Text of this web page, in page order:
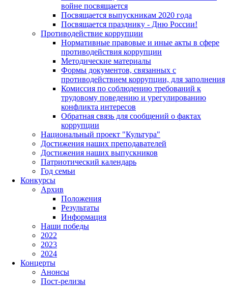
войне посвящается
Посвящается выпускникам 2020 года
Посвящается празднику - Дню России!
Противодействие коррупции
Нормативные правовые и иные акты в сфере
противодействия коррупции
Методические материалы
Формы документов, связанных с
противодействием коррупции, для заполнения
Комиссия по соблюдению требований к
трудовому поведению и урегулированию
конфликта интересов
Обратная связь для сообщений о фактах
коррупции
Национальный проект "Культура"
Достижения наших преподавателей
Достижения наших выпускников
Патриотический календарь
Год семьи
Конкурсы
Архив
Положения
Результаты
Информация
Наши победы
2022
2023
2024
Концерты
Анонсы
Пост-релизы